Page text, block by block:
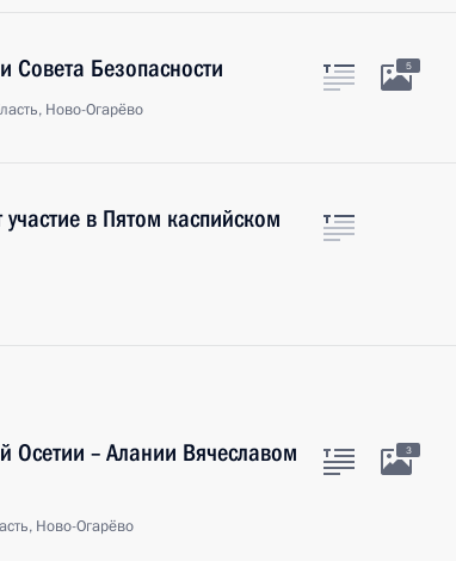
Безопасности
Ново-Огарёво
5
в Пятом каспийском
Осетии – Алании Вячеславом
Ново-Огарёво
3